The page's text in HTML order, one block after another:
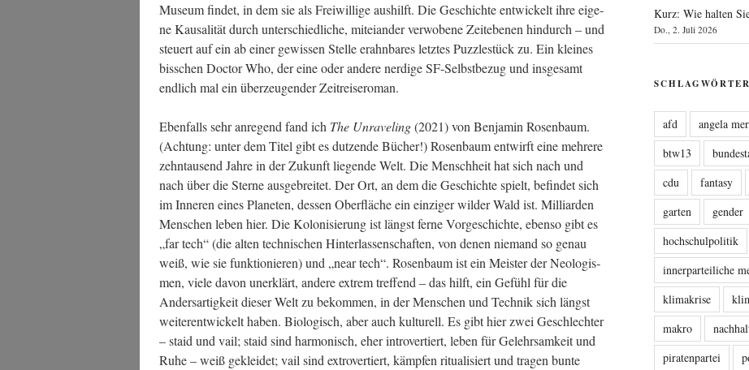
Muse­um fin­det, in dem sie als Frei­wil­li­ge aus­hilft. Die Geschich­te ent­wi­ckelt ihre eige­
ne Kau­sa­li­tät durch unter­schied­li­che, mit­ei­an­der ver­wo­be­ne Zeit­ebe­nen hin­durch – und
steu­ert auf ein ab einer gewis­sen Stel­le erahn­ba­res letz­tes Puz­zle­stück zu. Ein klei­nes
biss­chen Doc­tor Who, der eine oder ande­re nerdi­ge SF-Selbst­be­zug und ins­ge­samt
end­lich mal ein über­zeu­gen­der Zeitreiseroman.
Eben­falls sehr anre­gend fand ich The Unra­ve­ling(2021) von Ben­ja­min Rosen­baum.
(Ach­tung: unter dem Titel gibt es dut­zen­de Bücher!) Rosen­baum ent­wirft eine meh­re­re
zehn­tau­send Jah­re in der Zukunft lie­gen­de Welt. Die Mensch­heit hat sich nach und
nach über die Ster­ne aus­ge­brei­tet. Der Ort, an dem die Geschich­te spielt, befin­det sich
im Inne­ren eines Pla­ne­ten, des­sen Ober­flä­che ein ein­zi­ger wil­der Wald ist. Mil­li­ar­den
Men­schen leben hier. Die Kolo­ni­sie­rung ist längst fer­ne Vor­ge­schich­te, eben­so gibt es
„far tech“ (die alten tech­ni­schen Hin­ter­las­sen­schaf­ten, von denen nie­mand so genau
weiß, wie sie funk­tio­nie­ren) und „near tech“. Rosen­baum ist ein Meis­ter der Neo­lo­gis­
men, vie­le davon uner­klärt, ande­re extrem tref­fend – das hilft, ein Gefühl für die
Anders­ar­tig­keit die­ser Welt zu bekom­men, in der Men­schen und Tech­nik sich längst
wei­ter­ent­wi­ckelt haben. Bio­lo­gisch, aber auch kul­tu­rell. Es gibt hier zwei Geschlech­ter
– staid und vail; staid sind har­mo­nisch, eher intro­ver­tiert, leben für Gelehr­sam­keit und
Ruhe – weiß geklei­det; vail sind extro­ver­tiert, kämp­fen ritua­li­siert und tra­gen bun­te
Kurz: Wie halten
Do., 2. Juli 2026
SCHLAGWÖRTER
afd angela
btw13
cdu
fantasy
garten
gender
hochschulpolitik
innerparteiliche
klimakrise
makro
piratenpartei